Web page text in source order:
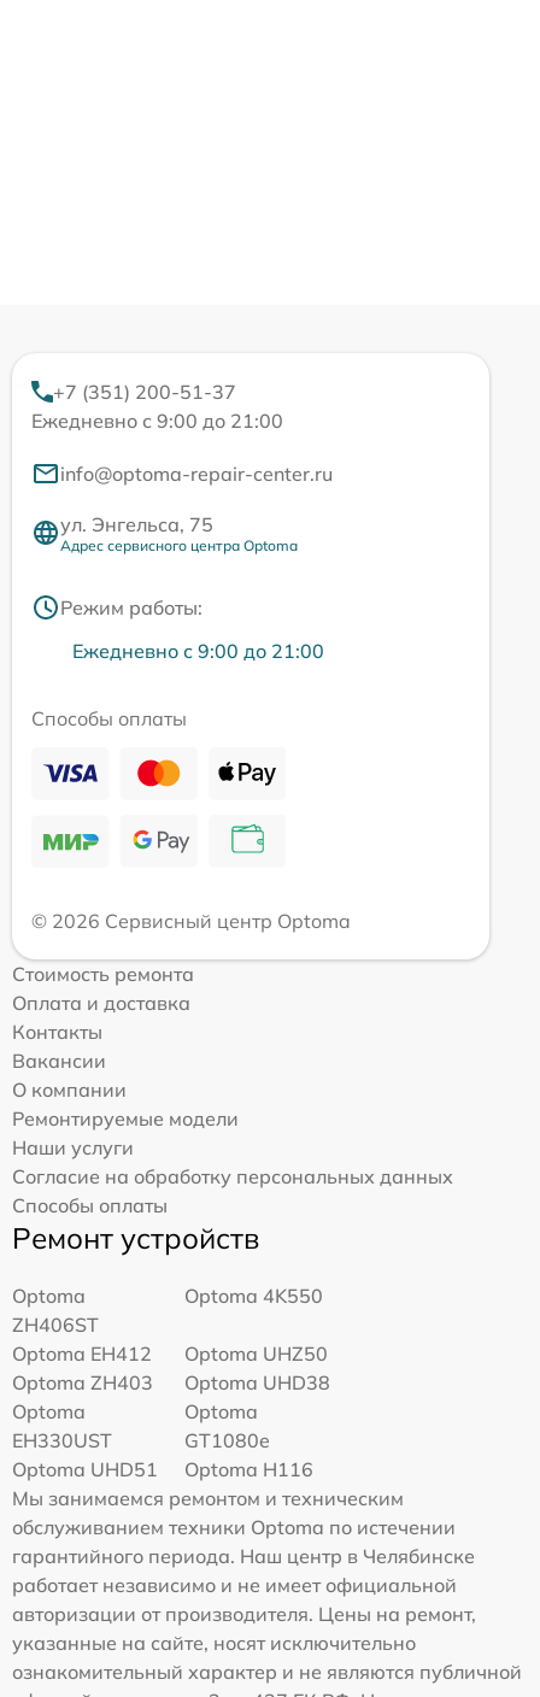
+7 (351) 200-51-37
Ежедневно с 9:00 до 21:00
info@optoma-repair-center.ru
ул. Энгельса, 75
Адрес сервисного центра Optoma
Режим работы:
Ежедневно с 9:00 до 21:00
Способы оплаты
© 2026 Сервисный центр Optoma
Стоимость ремонта
Оплата и доставка
Контакты
Вакансии
О компании
Ремонтируемые модели
Наши услуги
Согласие на обработку персональных данных
Способы оплаты
Ремонт устройств
Optoma
ZH406ST
Optoma 4K550
Optoma EH412
Optoma UHZ50
Optoma ZH403
Optoma UHD38
Optoma
EH330UST
Optoma
GT1080e
Optoma UHD51
Optoma H116
Мы занимаемся ремонтом и техническим
обслуживанием техники Optoma по истечении
гарантийного периода. Наш центр в Челябинске
работает независимо и не имеет официальной
авторизации от производителя. Цены на ремонт,
указанные на сайте, носят исключительно
ознакомительный характер и не являются публичной